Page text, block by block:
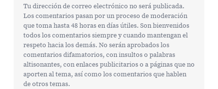
Tu dirección de correo electrónico no será publicada.
Los comentarios pasan por un proceso de moderación
que toma hasta 48 horas en días útiles. Son bienvenidos
todos los comentarios siempre y cuando mantengan el
respeto hacia los demás. No serán aprobados los
comentarios difamatorios, con insultos o palabras
altisonantes, con enlaces publicitarios o a páginas que no
aporten al tema, así como los comentarios que hablen
de otros temas.